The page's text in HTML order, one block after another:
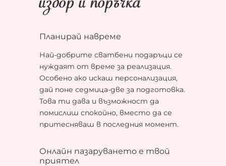
Планирай навреме
Най-добрите сватбени подаръци се
нуждаят от време за реализация.
Особено ако искаш персонализация,
дай поне седмица-две за подготовка.
Това ти дава и възможност да
помислиш спокойно, вместо да се
притесняваш в последния момент.
Онлайн пазаруването е твой
приятел